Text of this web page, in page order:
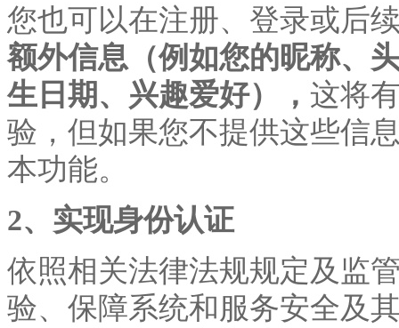
您也可以在注册、登录或后
额外信息（例如您的昵称、
生日期、兴趣爱好）， 这将
验，但如果您不提供这些信
本功能。
2、实现身份认证
依照相关法律法规规定及监
验、保障系统和服务安全及